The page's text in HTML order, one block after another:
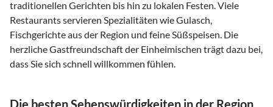
traditionellen Gerichten bis hin zu lokalen Festen. Viele
Restaurants servieren Spezialitäten wie Gulasch,
Fischgerichte aus der Region und feine Süßspeisen. Die
herzliche Gastfreundschaft der Einheimischen trägt dazu bei,
dass Sie sich schnell willkommen fühlen.